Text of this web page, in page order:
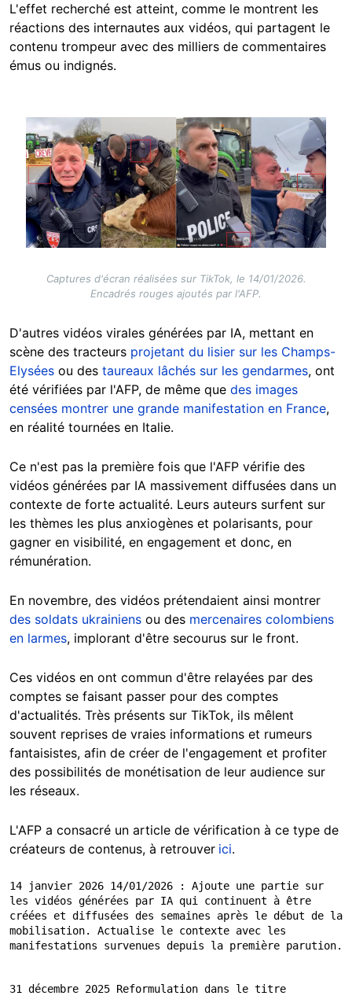
L'effet recherché est atteint, comme le montrent les
réactions des internautes aux vidéos, qui partagent le
contenu trompeur avec des milliers de commentaires
émus ou indignés.
Image
Captures d'écran réalisées sur TikTok, le 14/01/2026.
Encadrés rouges ajoutés par l'AFP.
D'autres vidéos virales générées par IA, mettant en
scène des tracteurs projetant du lisier sur les Champs-
Elysées ou des taureaux lâchés sur les gendarmes, ont
été vérifiées par l'AFP, de même que des images
censées montrer une grande manifestation en France,
en réalité tournées en Italie.
Ce n'est pas la première fois que l'AFP vérifie des
vidéos générées par IA massivement diffusées dans un
contexte de forte actualité. Leurs auteurs surfent sur
les thèmes les plus anxiogènes et polarisants, pour
gagner en visibilité, en engagement et donc, en
rémunération.
En novembre, des vidéos prétendaient ainsi montrer
des soldats ukrainiens ou des mercenaires colombiens
en larmes, implorant d'être secourus sur le front.
Ces vidéos en ont commun d'être relayées par des
comptes se faisant passer pour des comptes
d'actualités. Très présents sur TikTok, ils mêlent
souvent reprises de vraies informations et rumeurs
fantaisistes, afin de créer de l'engagement et profiter
des possibilités de monétisation de leur audience sur
les réseaux.
L'AFP a consacré un article de vérification à ce type de
créateurs de contenus, à retrouver ici.
14 janvier 2026 14/01/2026 : Ajoute une partie sur
les vidéos générées par IA qui continuent à être
créées et diffusées des semaines après le début de la
mobilisation. Actualise le contexte avec les
manifestations survenues depuis la première parution.
31 décembre 2025 Reformulation dans le titre